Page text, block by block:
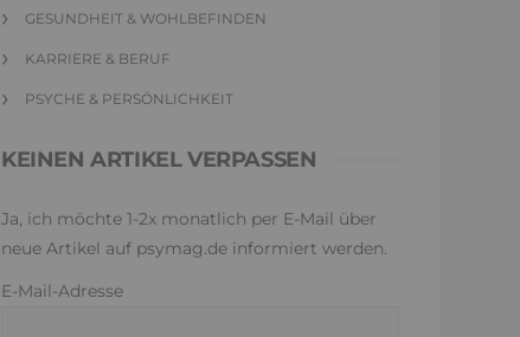
GESUNDHEIT & WOHLBEFINDEN
KARRIERE & BERUF
PSYCHE & PERSÖNLICHKEIT
KEINEN ARTIKEL VERPASSEN
Ja, ich möchte 1-2x monatlich per E-Mail über
neue Artikel auf psymag.de informiert werden.
E-Mail-Adresse